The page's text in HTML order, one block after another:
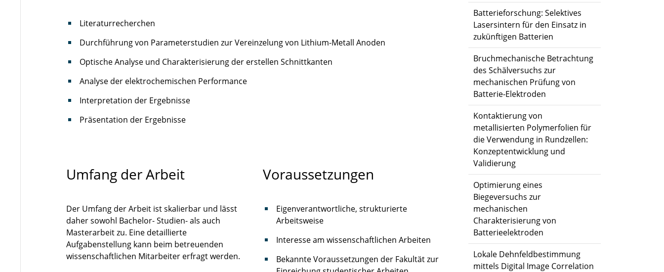
Batterieforschung: Selektives
Lasersintern für den Einsatz in
zukünftigen Batterien
Bruchmechanische Betrachtung
des Schälversuchs zur
mechanischen Prüfung von
Batterie-Elektroden
Kontaktierung von
metallisierten Polymerfolien für
die Verwendung in Rundzellen:
Konzeptentwicklung und
Validierung
Optimierung eines
Biegeversuchs zur
mechanischen
Charakterisierung von
Batterieelektroden
Lokale Dehnfeldbestimmung
mittels Digital Image Correlation
Literaturrecherchen
Durchführung von Parameterstudien zur Vereinzelung von Lithium-Metall Anoden
Optische Analyse und Charakterisierung der erstellen Schnittkanten
Analyse der elektrochemischen Performance
Interpretation der Ergebnisse
Präsentation der Ergebnisse
Umfang der Arbeit
Der Umfang der Arbeit ist skalierbar und lässt
daher sowohl Bachelor- Studien- als auch
Masterarbeit zu. Eine detaillierte
Aufgabenstellung kann beim betreuenden
wissenschaftlichen Mitarbeiter erfragt werden.
Voraussetzungen
Eigenverantwortliche, strukturierte
Arbeitsweise
Interesse am wissenschaftlichen Arbeiten
Bekannte Voraussetzungen der Fakultät zur